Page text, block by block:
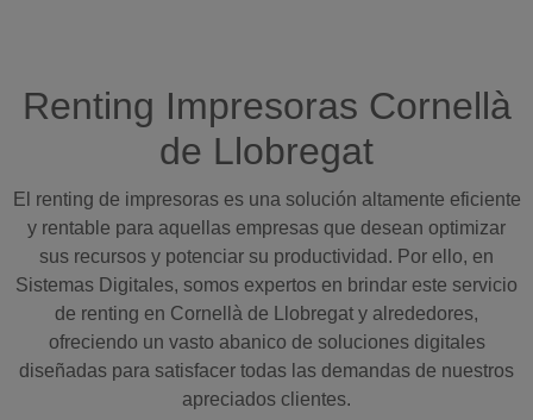
Renting Impresoras Cornellà
de Llobregat
El renting de impresoras es una solución altamente eficiente
y rentable para aquellas empresas que desean optimizar
sus recursos y potenciar su productividad. Por ello, en
Sistemas Digitales, somos expertos en brindar este servicio
de renting en Cornellà de Llobregat y alrededores,
ofreciendo un vasto abanico de soluciones digitales
diseñadas para satisfacer todas las demandas de nuestros
apreciados clientes.